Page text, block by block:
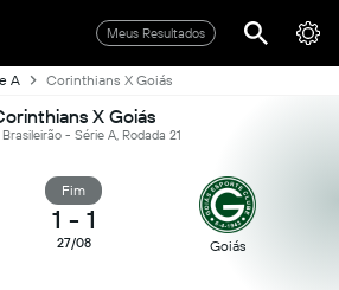
Meus Resultados
A Corinthians X Goiás
X Goiás
Brasileirão - Série A, Rodada 21
Fim
1 - 1
27/08 Goiás